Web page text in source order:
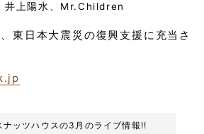
井上陽水、Mr.Children
東日本大震災の復興支援に充当さ
ナッツハウスの3月のライブ情報!!